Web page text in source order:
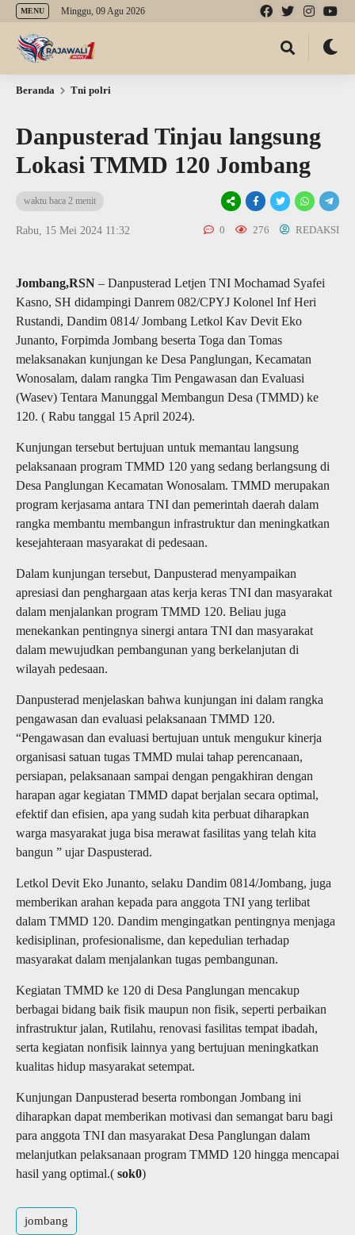
MENU Minggu, 09 Agu 2026
Beranda Tni polri
Danpusterad Tinjau langsung
Lokasi TMMD 120 Jombang
waktu baca 2 menit
Rabu, 15 Mei 2024 11:32 0 276 REDAKSI
Jombang,RSN – Danpusterad Letjen TNI Mochamad Syafei
Kasno, SH didampingi Danrem 082/CPYJ Kolonel Inf Heri
Rustandi, Dandim 0814/ Jombang Letkol Kav Devit Eko
Junanto, Forpimda Jombang beserta Toga dan Tomas
melaksanakan kunjungan ke Desa Panglungan, Kecamatan
Wonosalam, dalam rangka Tim Pengawasan dan Evaluasi
(Wasev) Tentara Manunggal Membangun Desa (TMMD) ke
120. ( Rabu tanggal 15 April 2024).
Kunjungan tersebut bertujuan untuk memantau langsung
pelaksanaan program TMMD 120 yang sedang berlangsung di
Desa Panglungan Kecamatan Wonosalam. TMMD merupakan
program kerjasama antara TNI dan pemerintah daerah dalam
rangka membantu membangun infrastruktur dan meningkatkan
kesejahteraan masyarakat di pedesaan.
Dalam kunjungan tersebut, Danpusterad menyampaikan
apresiasi dan penghargaan atas kerja keras TNI dan masyarakat
dalam menjalankan program TMMD 120. Beliau juga
menekankan pentingnya sinergi antara TNI dan masyarakat
dalam mewujudkan pembangunan yang berkelanjutan di
wilayah pedesaan.
Danpusterad menjelaskan bahwa kunjungan ini dalam rangka
pengawasan dan evaluasi pelaksanaan TMMD 120.
“Pengawasan dan evaluasi bertujuan untuk mengukur kinerja
organisasi satuan tugas TMMD mulai tahap perencanaan,
persiapan, pelaksanaan sampai dengan pengakhiran dengan
harapan agar kegiatan TMMD dapat berjalan secara optimal,
efektif dan efisien, apa yang sudah kita perbuat diharapkan
warga masyarakat juga bisa merawat fasilitas yang telah kita
bangun ” ujar Daspusterad.
Letkol Devit Eko Junanto, selaku Dandim 0814/Jombang, juga
memberikan arahan kepada para anggota TNI yang terlibat
dalam TMMD 120. Dandim mengingatkan pentingnya menjaga
kedisiplinan, profesionalisme, dan kepedulian terhadap
masyarakat dalam menjalankan tugas pembangunan.
Kegiatan TMMD ke 120 di Desa Panglungan mencakup
berbagai bidang baik fisik maupun non fisik, seperti perbaikan
infrastruktur jalan, Rutilahu, renovasi fasilitas tempat ibadah,
serta kegiatan nonfisik lainnya yang bertujuan meningkatkan
kualitas hidup masyarakat setempat.
Kunjungan Danpusterad beserta rombongan Jombang ini
diharapkan dapat memberikan motivasi dan semangat baru bagi
para anggota TNI dan masyarakat Desa Panglungan dalam
melanjutkan pelaksanaan program TMMD 120 hingga mencapai
hasil yang optimal.( sok0)
jombang